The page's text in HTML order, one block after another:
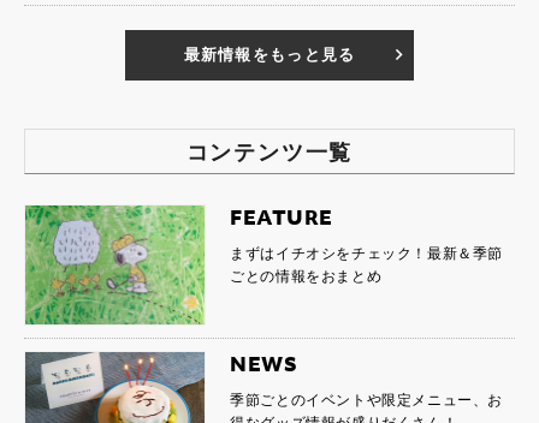
最新情報をもっと見る
コンテンツ一覧
FEATURE
まずはイチオシをチェック！最新＆季節
ごとの情報をおまとめ
NEWS
季節ごとのイベントや限定メニュー、お